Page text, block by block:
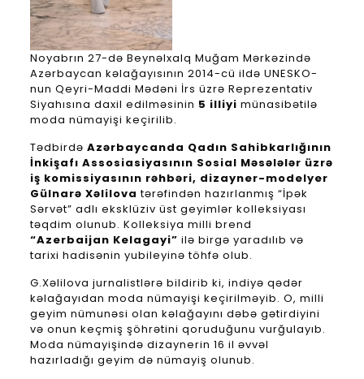
Noyabrın 27-də Beynəlxalq Muğam Mərkəzində
Azərbaycan kəlağayısının 2014-cü ildə UNESKO-
nun Qeyri-Maddi Mədəni İrs üzrə Reprezentativ
Siyahısına daxil edilməsinin 5 illiyi münasibətilə
moda nümayişi keçirilib.
Tədbirdə Azərbaycanda Qadın Sahibkarlığının
İnkişafı Assosiasiyasının Sosial Məsələlər üzrə
iş komissiyasının rəhbəri, dizayner-modelyer
Gülnarə Xəlilova tərəfindən hazırlanmış “İpək
Sərvət” adlı eksklüziv üst geyimlər kolleksiyası
təqdim olunub. Kolleksiya milli brend
“Azerbaijan Kelagayi” ilə birgə yaradılıb və
tarixi hadisənin yubileyinə töhfə olub.
G.Xəlilova jurnalistlərə bildirib ki, indiyə qədər
kəlağayıdan moda nümayişi keçirilməyib. O, milli
geyim nümunəsi olan kəlağayını dəbə gətirdiyini
və onun keçmiş şöhrətini qoruduğunu vurğulayıb.
Moda nümayişində dizaynerin 16 il əvvəl
hazırladığı geyim də nümayiş olunub.